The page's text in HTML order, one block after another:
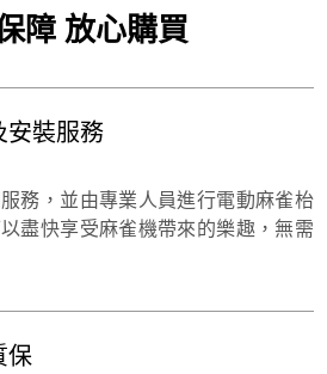
障 放心購買
安裝服務
務，並由專業人員進行電動麻雀枱
盡快享受麻雀機帶來的樂趣，無需
保